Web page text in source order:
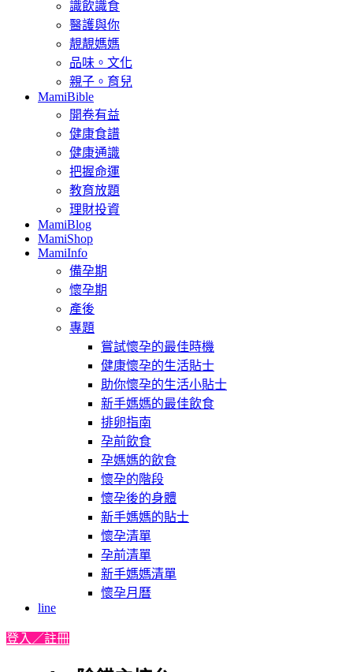
識飲識食
醫護與你
靚靚媽媽
品味。文化
親子。育兒
MamiBible
開卷有益
健康食譜
健康通識
把握命運
教育放題
理財投資
MamiBlog
MamiShop
MamiInfo
備孕期
懷孕期
產後
專題
嘗試懷孕的最佳時機
健康懷孕的生活貼士
助你懷孕的生活小貼士
新手媽媽的最佳飲食
排卵指南
孕前飲食
孕媽媽的飲食
懷孕的階段
懷孕後的身體
新手媽媽的貼士
懷孕清單
孕前清單
新手媽媽清單
懷孕月曆
line
登入／註冊